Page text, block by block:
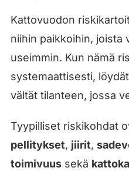
Kattovuodon
niihin paikkoihin, joista
useimmin. Kun nämä
systemaattisesti,
vältät tilanteen, jossa
Tyypilliset riskikohdat
pellitykset, jiirit,
toimivuussekä